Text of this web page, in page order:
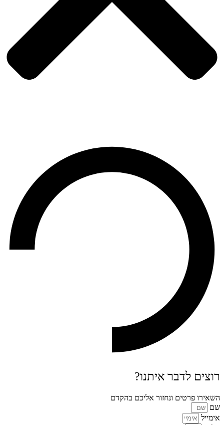
רוצים לדבר איתנו?
השאירו פרטים ונחזור אליכם בהקדם
שם
אימייל